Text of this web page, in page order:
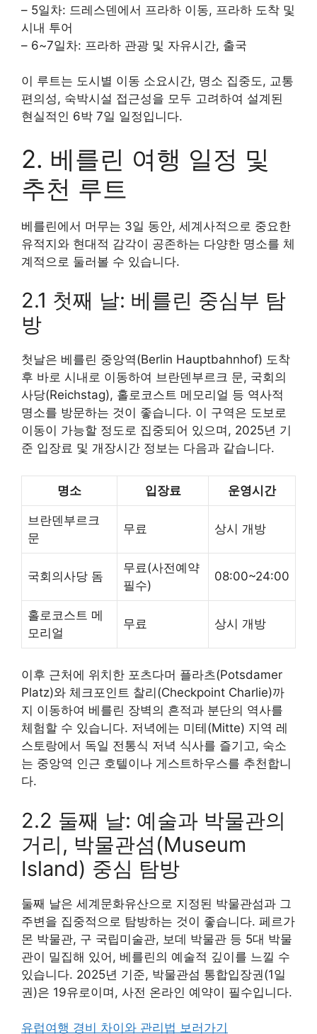
– 5일차: 드레스덴에서 프라하 이동, 프라하 도착 및
시내 투어
– 6~7일차: 프라하 관광 및 자유시간, 출국
이 루트는 도시별 이동 소요시간, 명소 집중도, 교통
편의성, 숙박시설 접근성을 모두 고려하여 설계된
현실적인 6박 7일 일정입니다.
2. 베를린 여행 일정 및
추천 루트
베를린에서 머무는 3일 동안, 세계사적으로 중요한
유적지와 현대적 감각이 공존하는 다양한 명소를 체
계적으로 둘러볼 수 있습니다.
2.1 첫째 날: 베를린 중심부 탐
방
첫날은 베를린 중앙역(Berlin Hauptbahnhof) 도착
후 바로 시내로 이동하여 브란덴부르크 문, 국회의
사당(Reichstag), 홀로코스트 메모리얼 등 역사적
명소를 방문하는 것이 좋습니다. 이 구역은 도보로
이동이 가능할 정도로 집중되어 있으며, 2025년 기
준 입장료 및 개장시간 정보는 다음과 같습니다.
명소 입장료 운영시간
브란덴부르크
문
무료 상시 개방
국회의사당 돔
무료(사전예약
필수)
08:00~24:00
홀로코스트 메
모리얼
무료 상시 개방
이후 근처에 위치한 포츠다머 플라츠(Potsdamer
Platz)와 체크포인트 찰리(Checkpoint Charlie)까
지 이동하여 베를린 장벽의 흔적과 분단의 역사를
체험할 수 있습니다. 저녁에는 미테(Mitte) 지역 레
스토랑에서 독일 전통식 저녁 식사를 즐기고, 숙소
는 중앙역 인근 호텔이나 게스트하우스를 추천합니
다.
2.2 둘째 날: 예술과 박물관의
거리, 박물관섬(Museum
Island) 중심 탐방
둘째 날은 세계문화유산으로 지정된 박물관섬과 그
주변을 집중적으로 탐방하는 것이 좋습니다. 페르가
몬 박물관, 구 국립미술관, 보데 박물관 등 5대 박물
관이 밀집해 있어, 베를린의 예술적 깊이를 느낄 수
있습니다. 2025년 기준, 박물관섬 통합입장권(1일
권)은 19유로이며, 사전 온라인 예약이 필수입니다.
유럽여행 경비 차이와 관리법 보러가기